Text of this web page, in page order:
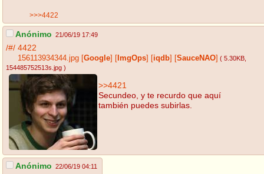
>>>4422
Anónimo 21/06/19 17:49
/#/ 4422
156113934344.jpg Google ImgOps iqdb SauceNAO ( 5.30KB
154485752513s.jpg )
>>4421
Secundeo, y te recurdo que aquí
también puedes subirlas.
Anónimo 22/06/19 04:11